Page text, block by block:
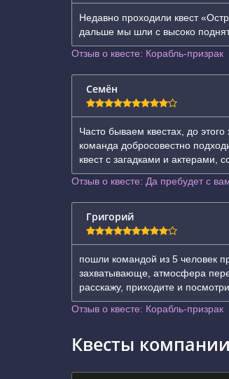
Недавно проходили квест
дальше мы шли с высоко
Отзыв о квесте: Корабль-призрак
Семён
Часто бываем квестах, до
команда добросовестно
квест с загадками и
Отзыв о квесте: Да пребудет с
Григорий
пошли командой из 5 человек
захватывающе, атмосфера
расскажу, приходите и
Отзыв о квесте: Корабль-призрак
Квесты